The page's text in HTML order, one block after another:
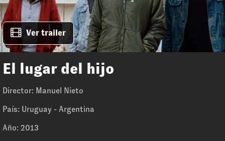
Ver trailer
El lugar del hijo
Director: Manuel Nieto
País: Uruguay - Argentina
Año: 2013